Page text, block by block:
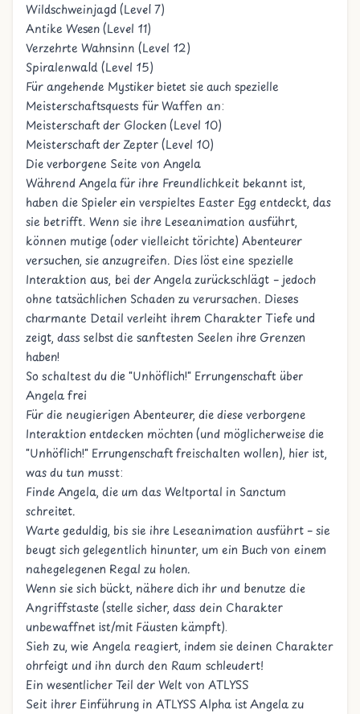
Wildschweinjagd (Level 7)
Antike Wesen (Level 11)
Verzehrte Wahnsinn (Level 12)
Spiralenwald (Level 15)
Für angehende Mystiker bietet sie auch spezielle
Meisterschaftsquests für Waffen an:
Meisterschaft der Glocken (Level 10)
Meisterschaft der Zepter (Level 10)
Die verborgene Seite von Angela
Während Angela für ihre Freundlichkeit bekannt ist,
haben die Spieler ein verspieltes Easter Egg entdeckt, das
sie betrifft. Wenn sie ihre Leseanimation ausführt,
können mutige (oder vielleicht törichte) Abenteurer
versuchen, sie anzugreifen. Dies löst eine spezielle
Interaktion aus, bei der Angela zurückschlägt – jedoch
ohne tatsächlichen Schaden zu verursachen. Dieses
charmante Detail verleiht ihrem Charakter Tiefe und
zeigt, dass selbst die sanftesten Seelen ihre Grenzen
haben!
So schaltest du die "Unhöflich!" Errungenschaft über
Angela frei
Für die neugierigen Abenteurer, die diese verborgene
Interaktion entdecken möchten (und möglicherweise die
"Unhöflich!" Errungenschaft freischalten wollen), hier ist,
was du tun musst:
Finde Angela, die um das Weltportal in Sanctum
schreitet.
Warte geduldig, bis sie ihre Leseanimation ausführt – sie
beugt sich gelegentlich hinunter, um ein Buch von einem
nahegelegenen Regal zu holen.
Wenn sie sich bückt, nähere dich ihr und benutze die
Angriffstaste (stelle sicher, dass dein Charakter
unbewaffnet ist/mit Fäusten kämpft).
Sieh zu, wie Angela reagiert, indem sie deinen Charakter
ohrfeigt und ihn durch den Raum schleudert!
Ein wesentlicher Teil der Welt von ATLYSS
Seit ihrer Einführung in ATLYSS Alpha ist Angela zu